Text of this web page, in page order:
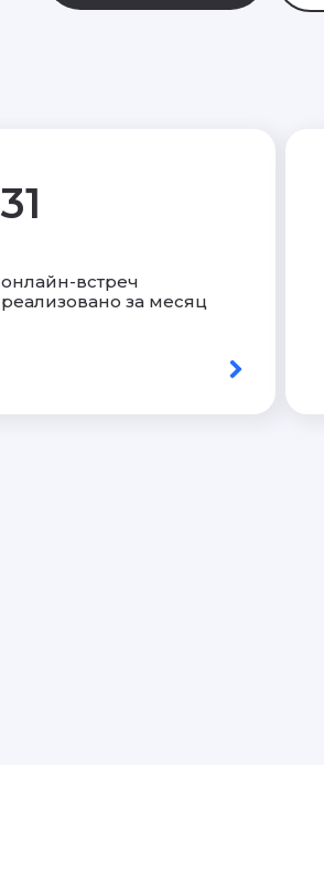
онлайн-встреч
реализовано за месяц
31